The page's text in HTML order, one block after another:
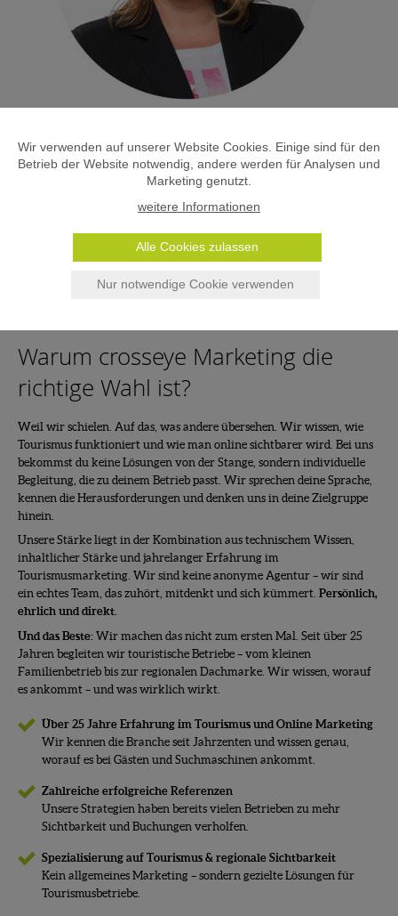
Du hast zwei Möglichkeiten: Weiter hoffen, dass dich jemand findet
oder aktiv dafür sorgen. Wir empfehlen Option zwei.
Schielen wir gemeinsam auf deine Sichtbarkeit und lass uns
evelyn (at) crosseye. at
+43 699 17 8160 01
Warum crosseye Marketing die
richtige Wahl ist?
Weil wir schielen. Auf das, was andere übersehen. Wir wissen, wie
Tourismus funktioniert und wie man online sichtbarer wird. Bei uns
bekommst du keine Lösungen von der Stange, sondern individuelle
Begleitung, die zu deinem Betrieb passt. Wir sprechen deine Sprache,
kennen die Herausforderungen und denken uns in deine Zielgruppe
hinein.
Unsere Stärke liegt in der Kombination aus technischem Wissen,
inhaltlicher Stärke und jahrelanger Erfahrung im
Tourismusmarketing. Wir sind keine anonyme Agentur – wir sind
ein echtes Team, das zuhört, mitdenkt und sich kümmert. Persönlich,
ehrlich und direkt.
Und das Beste: Wir machen das nicht zum ersten Mal. Seit über 25
Jahren begleiten wir touristische Betriebe – vom kleinen
Familienbetrieb bis zur regionalen Dachmarke. Wir wissen, worauf
es ankommt – und was wirklich wirkt.
Über 25 Jahre Erfahrung im Tourismus und Online Marketing
Wir kennen die Branche seit Jahrzenten und wissen genau,
worauf es bei Gästen und Suchmaschinen ankommt.
Zahlreiche erfolgreiche Referenzen
Unsere Strategien haben bereits vielen Betrieben zu mehr
Sichtbarkeit und Buchungen verholfen.
Spezialisierung auf Tourismus & regionale Sichtbarkeit
Kein allgemeines Marketing – sondern gezielte Lösungen für
Tourismusbetriebe.
Wir verwenden auf unserer Website Cookies. Einige sind für den
Betrieb der Website notwendig, andere werden für Analysen und
Marketing genutzt.
weitere Informationen
Alle Cookies zulassen
Nur notwendige Cookie verwenden